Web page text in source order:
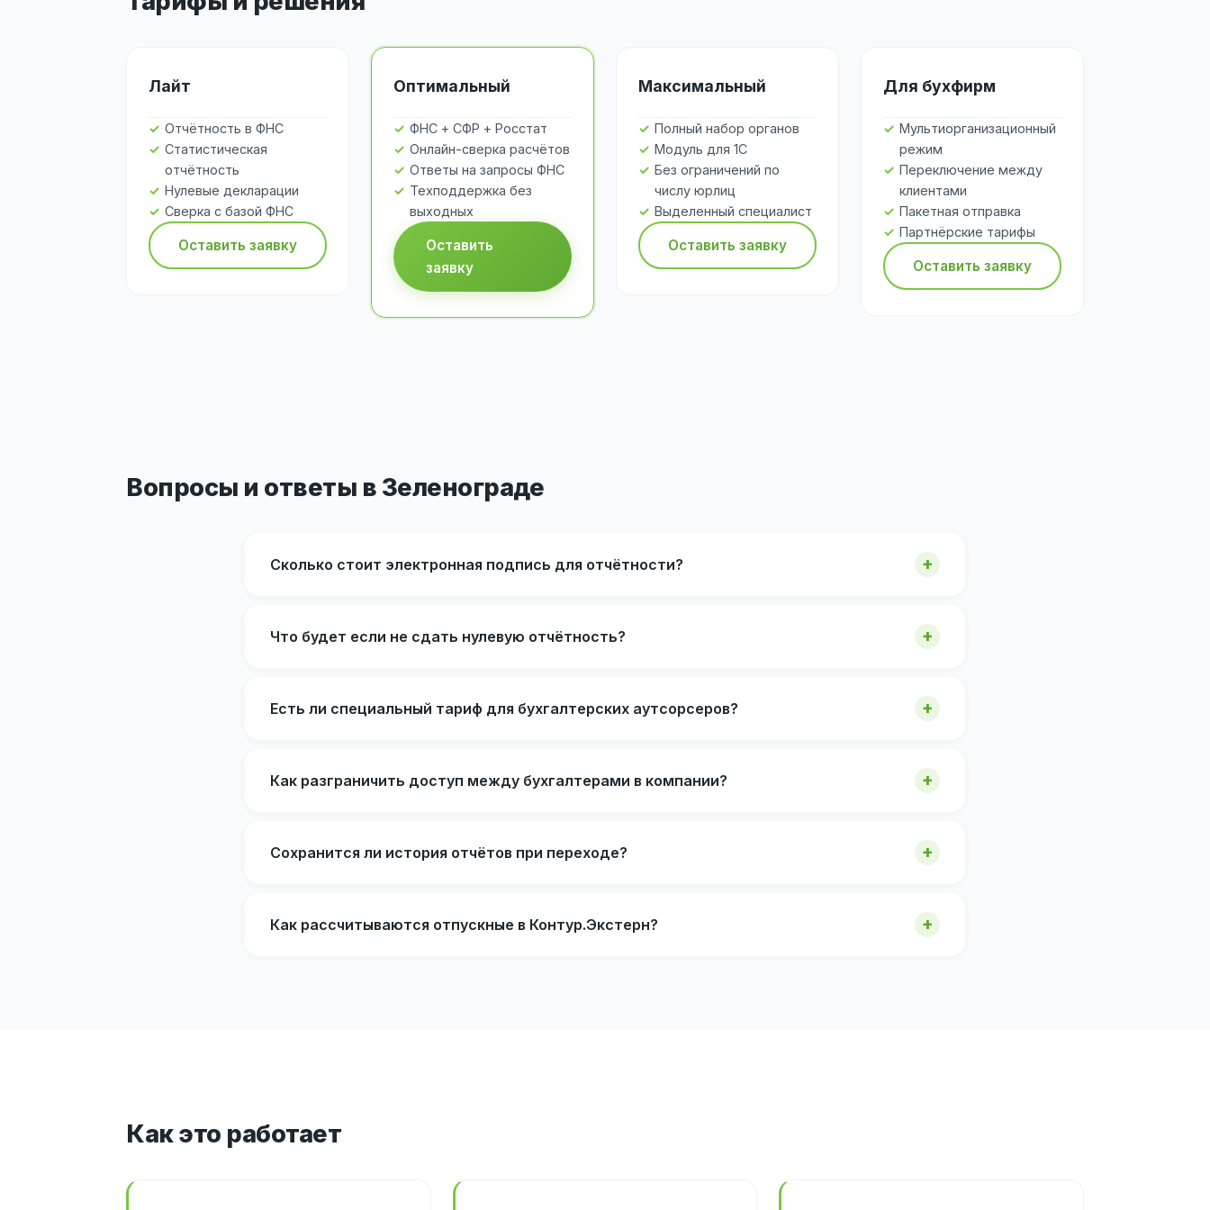
Лайт
Отчётность в ФНС
Статистическая
отчётность
Нулевые декларации
Сверка с базой ФНС
Оставить заявку
Оптимальный
ФНС + СФР + Росстат
Онлайн-сверка расчётов
Ответы на запросы ФНС
Техподдержка без
выходных
Оставить
заявку
Максимальный
Полный набор органов
Модуль для 1С
Без ограничений по
числу юрлиц
Выделенный специалист
Оставить заявку
Для бухфирм
Мультиорганизационный
режим
Переключение между
клиентами
Пакетная отправка
Партнёрские тарифы
Оставить заявку
Вопросы и ответы в Зеленограде
Сколько стоит электронная подпись для отчётности?
Что будет если не сдать нулевую отчётность?
Есть ли специальный тариф для бухгалтерских аутсорсеров?
Как разграничить доступ между бухгалтерами в компании?
Сохранится ли история отчётов при переходе?
Как рассчитываются отпускные в Контур.Экстерн?
Как это работает